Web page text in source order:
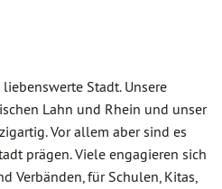
Stadt. Unsere
Lahn und Rhein und unser
Vor allem aber sind es
prägen. Viele engagieren sich
Verbänden, für Schulen, Kitas,